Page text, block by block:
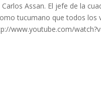
Assan. El jefe de la
tucumano que todos los
www.youtube.com/